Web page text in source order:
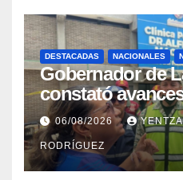
DESTACADAS NACIONALES
Gobernador de
constató
rehabilitación
Catia la Mar
06/08/2026
RODRÍGUEZ